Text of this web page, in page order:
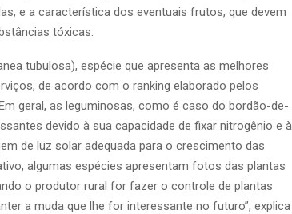
e a característica dos eventuais frutos, que devem
tóxicas.
tubulosa), espécie que apresenta as melhores
de acordo com o ranking elaborado pelos
geral, as leguminosas, como é caso do bordão-de-
devido à sua capacidade de fixar nitrogênio e à
de luz solar adequada para o crescimento das
algumas espécies apresentam fotos das plantas
o produtor rural for fazer o controle de plantas
a muda que lhe for interessante no futuro”, explica